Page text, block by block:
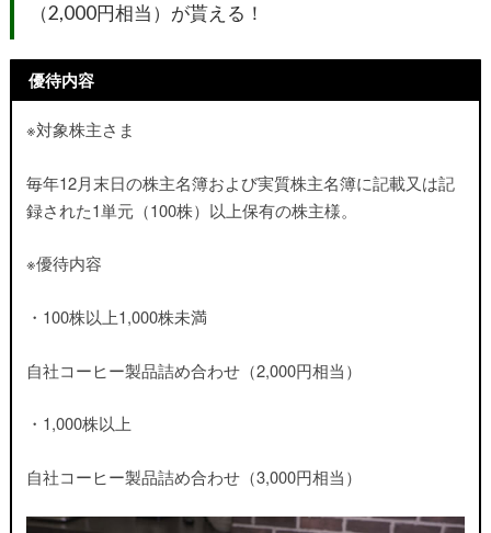
（2,000円相当）が貰える！
優待内容
※対象株主さま
毎年12月末日の株主名簿および実質株主名簿に記載又は記
録された1単元（100株）以上保有の株主様。
※優待内容
・100株以上1,000株未満
自社コーヒー製品詰め合わせ（2,000円相当）
・1,000株以上
自社コーヒー製品詰め合わせ（3,000円相当）